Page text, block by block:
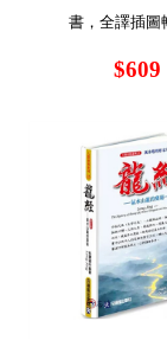
書，全譯插圖
$609